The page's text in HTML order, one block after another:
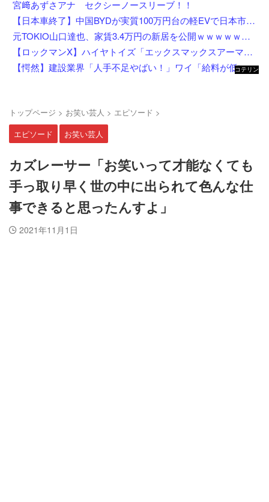
宮﨑あずさアナ セクシーノースリーブ！！
【日本車終了】中国BYDが実質100万円台の軽EVで日本市場に殴り込み
元TOKIO山口達也、家賃3.4万円の新居を公開ｗｗｗｗｗｗｗｗ
【ロックマンX】ハイヤトイズ「エックスマックスアーマー」アクションフィギュア 試作公開【近日予約開始】
【愕然】建設業界「人手不足やばい！」ワイ「給料が低いんやろうなぁ」→調べた結果w w w w w w w
コテリン
トップページ > お笑い芸人 > エピソード >
エピソード
お笑い芸人
カズレーサー「お笑いって才能なくても
手っ取り早く世の中に出られて色んな仕
事できると思ったんすよ」
2021年11月1日